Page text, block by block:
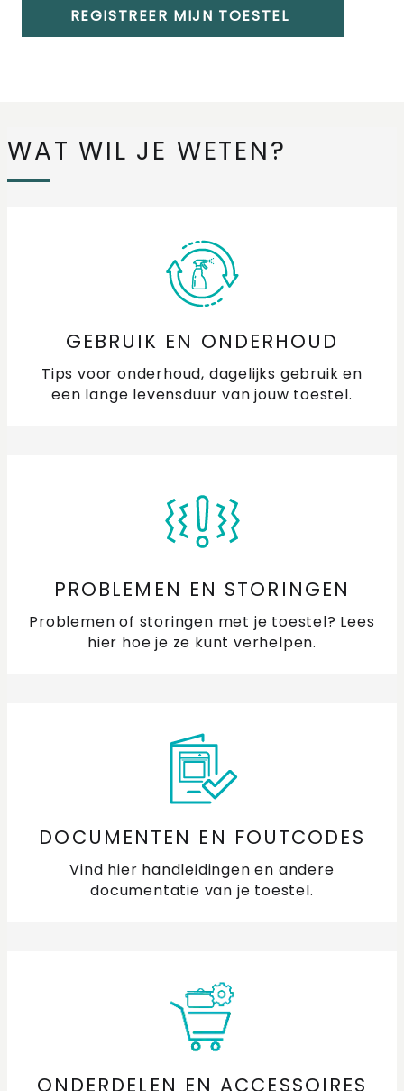
REGISTREER MIJN TOESTEL
WAT WIL JE WETEN?
GEBRUIK EN ONDERHOUD
Tips voor onderhoud, dagelijks gebruik en
een lange levensduur van jouw toestel.
PROBLEMEN EN STORINGEN
Problemen of storingen met je toestel? Lees
hier hoe je ze kunt verhelpen.
DOCUMENTEN EN FOUTCODES
Vind hier handleidingen en andere
documentatie van je toestel.
ONDERDELEN EN ACCESSOIRES